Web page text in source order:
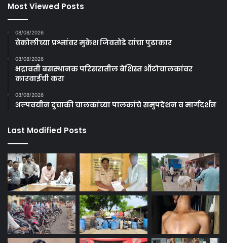
Most Viewed Posts
08/08/2026
वेकोलीच्या प्रश्नांवर मुकेश जिवतोडे यांचा पुढाकार
08/08/2026
भद्रावती बसस्थानक परिसरातील बेशिस्त ऑटोचालकांवर
कारवाईची करा
08/08/2026
अल्पवयीन दुचाकी चालकांच्या पालकांचे समुपदेशन व मार्गदर्शन
Last Modified Posts